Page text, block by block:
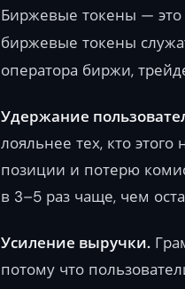
Биржевые токены —
биржевые токены
оператора биржи,
Удержание
лояльнее тех, кто
позиции и потерю
в 3–5 раз чаще, чем
Усиление выручки.
потому что